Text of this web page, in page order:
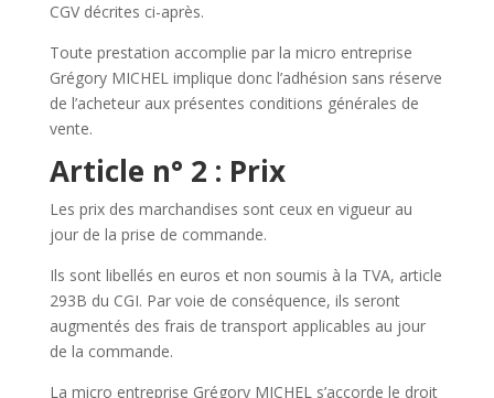
CGV décrites ci-après.
Toute prestation accomplie par la micro entreprise
Grégory MICHEL implique donc l’adhésion sans réserve
de l’acheteur aux présentes conditions générales de
vente.
Article n° 2 : Prix
Les prix des marchandises sont ceux en vigueur au
jour de la prise de commande.
Ils sont libellés en euros et non soumis à la TVA, article
293B du CGI. Par voie de conséquence, ils seront
augmentés des frais de transport applicables au jour
de la commande.
La micro entreprise Grégory MICHEL s’accorde le droit